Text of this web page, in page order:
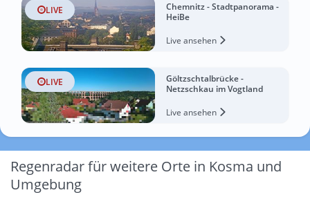
LIVE
Chemnitz - Stadtpanorama -
HeiBe
Live ansehen
LIVE
Göltzschtalbrücke -
Netzschkau im Vogtland
Live ansehen
Regenradar für weitere Orte in Kosma und
Umgebung